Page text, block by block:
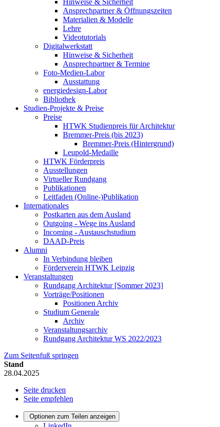
Ansprechpartner & Öffnungszeiten
Materialien & Modelle
Lehre
Videotutorials
Digitalwerkstatt
Hinweise & Sicherheit
Ansprechpartner & Termine
Foto-Medien-Labor
Ausstattung
energiedesign-Labor
Bibliothek
Studien-Projekte & Preise
Preise
HTWK Studienpreis für Architektur
Bremmer-Preis (bis 2023)
Bremmer-Preis (Hintergrund)
Leupold-Medaille
HTWK Förderpreis
Ausstellungen
Virtueller Rundgang
Publikationen
Leitfaden (Online-)Publikation
Internationales
Postkarten aus dem Ausland
Outgoing - Wege ins Ausland
Incoming - Austauschstudium
DAAD-Preis
Alumni
In Verbindung bleiben
Förderverein HTWK Leipzig
Veranstaltungen
Rundgang Architektur [Sommer 2023]
Vorträge/Positionen
Positionen Archiv
Studium Generale
Archiv
Veranstaltungsarchiv
Rundgang Architektur WS 2022/2023
Zum Seitenfuß springen
Stand
28.04.2025
Seite drucken
Seite empfehlen
Optionen zum Teilen anzeigen